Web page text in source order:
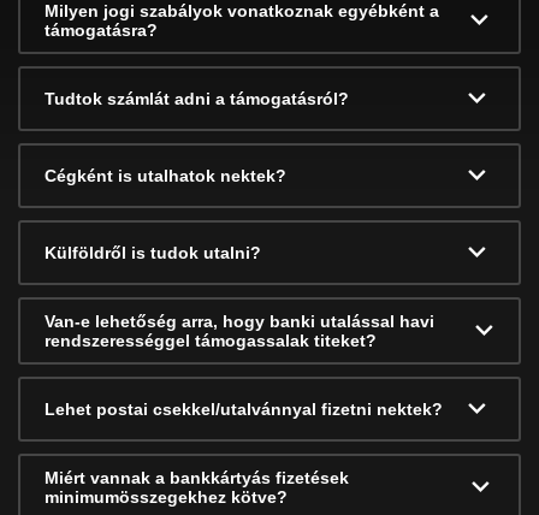
Milyen jogi szabályok vonatkoznak egyébként a
támogatásra?
Tudtok számlát adni a támogatásról?
Cégként is utalhatok nektek?
Külföldről is tudok utalni?
Van-e lehetőség arra, hogy banki utalással havi
rendszerességgel támogassalak titeket?
Lehet postai csekkel/utalvánnyal fizetni nektek?
Miért vannak a bankkártyás fizetések
minimumösszegekhez kötve?